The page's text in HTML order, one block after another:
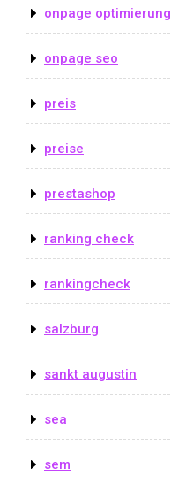
onpage optimierung
onpage seo
preis
preise
prestashop
ranking check
rankingcheck
salzburg
sankt augustin
sea
sem